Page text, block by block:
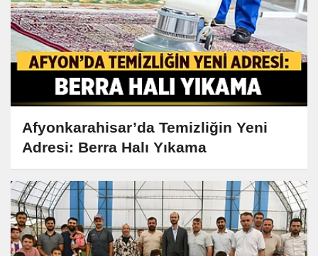
Afyonkarahisar’da Temizliğin Yeni
Adresi: Berra Halı Yıkama